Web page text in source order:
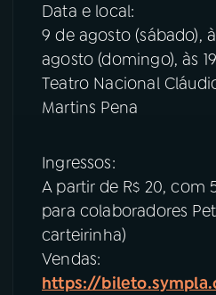
Data e local:
9 de agosto (sábado),
agosto (domingo), às
Teatro Nacional
Martins Pena
Ingressos:
A partir de R$ 20, com
para colaboradores
carteirinha)
Vendas:
https://